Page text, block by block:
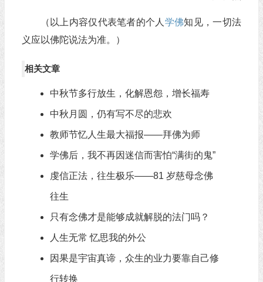
（以上内容仅代表笔者的个人 学佛知见，一切法
义应以佛陀说法为准。）
相关文章
中秋节多行放生，化解恩怨，增长福寿
中秋月圆，仍有写不尽的悲欢
教师节忆人生最大福报——拜佛为师
学佛后，我不再因迷信而害怕“满街的鬼”
虔信正法，往生极乐——81 岁慈母念佛
往生
只有念佛才是能够成就解脱的法门吗？
人生无常 忆思我的外公
因果是宇宙真谛，众生的业力要靠自己修
行转换